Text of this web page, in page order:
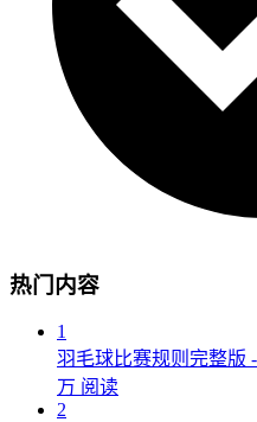
热门内容
1
羽毛球比赛规则完整版
万 阅读
2